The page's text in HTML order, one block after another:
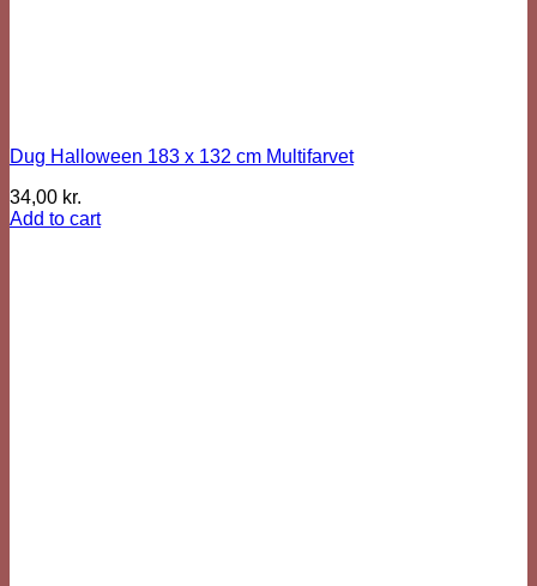
Dug Halloween 183 x 132 cm Multifarvet
34,00 kr.
Add to cart